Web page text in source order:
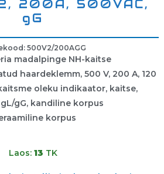
200A, 500VAC,
gG
500V2/200AGG
madalpinge NH-kaitse
haardeklemm, 500 V, 200 A, 120
oleku indikaator, kaitse,
gG, kandiline korpus
korpus
Laos: 13 TK